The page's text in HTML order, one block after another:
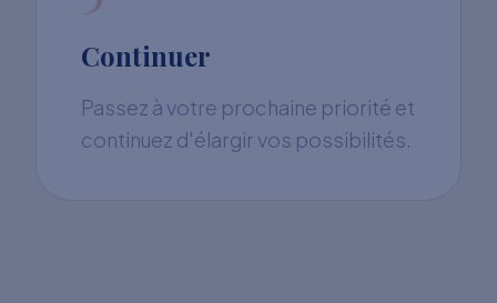
Continuer
Passez à votre prochaine priorité et
continuez d'élargir vos possibilités.